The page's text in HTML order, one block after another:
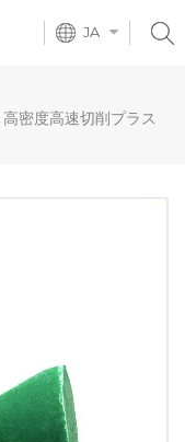
JA
高密度高速切削プラス